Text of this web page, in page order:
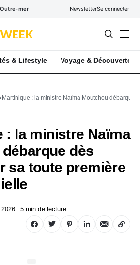
Outre-mer NewsletterSe connecter
& Lifestyle Voyage & Découverte
Martinique : la ministre Naïma Moutchou débarque
: la ministre Naïma
dès
sa toute première
5 min de lecture